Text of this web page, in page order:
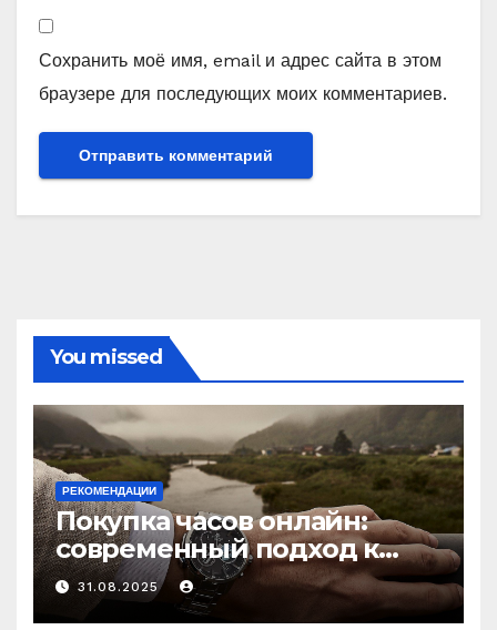
Сохранить моё имя, email и адрес сайта в этом
браузере для последующих моих комментариев.
You missed
РЕКОМЕНДАЦИИ
Покупка часов онлайн:
современный подход к
выбору аксессуаров
31.08.2025